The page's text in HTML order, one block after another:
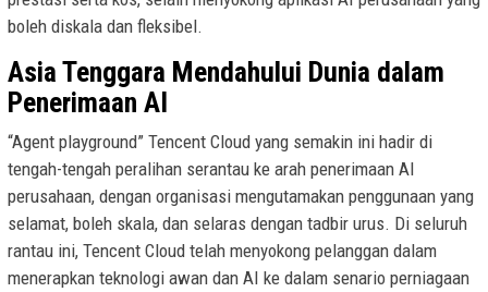
boleh diskala dan fleksibel.
Asia Tenggara Mendahului Dunia dalam
Penerimaan AI
“Agent playground” Tencent Cloud yang semakin ini hadir di
tengah-tengah peralihan serantau ke arah penerimaan AI
perusahaan, dengan organisasi mengutamakan penggunaan yang
selamat, boleh skala, dan selaras dengan tadbir urus. Di seluruh
rantau ini, Tencent Cloud telah menyokong pelanggan dalam
menerapkan teknologi awan dan AI ke dalam senario perniagaan